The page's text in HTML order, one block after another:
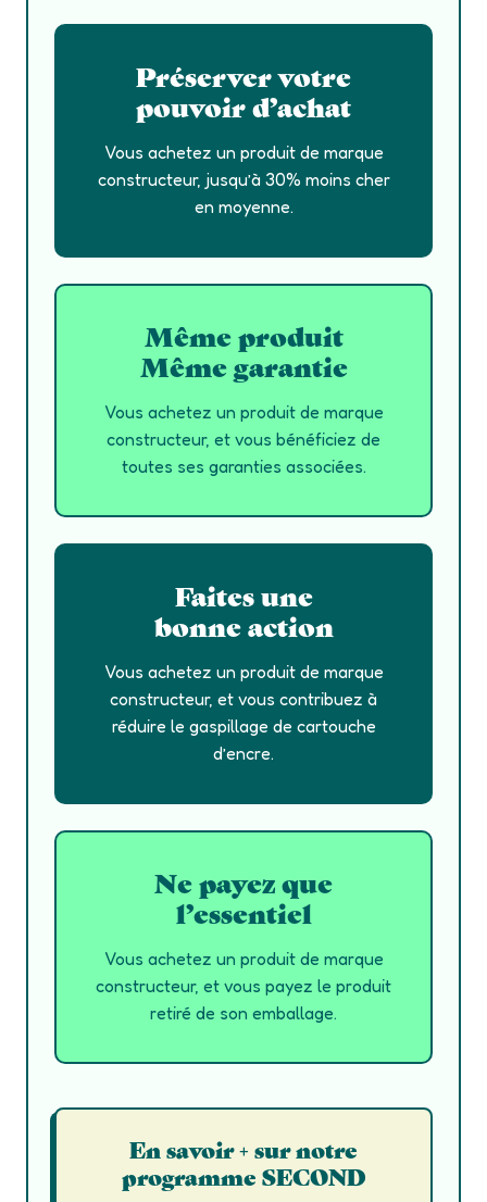
Préserver votre
pouvoir d’achat
Vous achetez un produit de marque
constructeur, jusqu’à 30% moins cher
en moyenne.
Même produit
Même garantie
Vous achetez un produit de marque
constructeur, et vous bénéficiez de
toutes ses garanties associées.
Faites une
bonne action
Vous achetez un produit de marque
constructeur, et vous contribuez à
réduire le gaspillage de cartouche
d’encre.
Ne payez que
l’essentiel
Vous achetez un produit de marque
constructeur, et vous payez le produit
retiré de son emballage.
En savoir + sur notre
programme SECOND